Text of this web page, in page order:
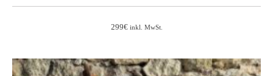
299€ inkl. MwSt.